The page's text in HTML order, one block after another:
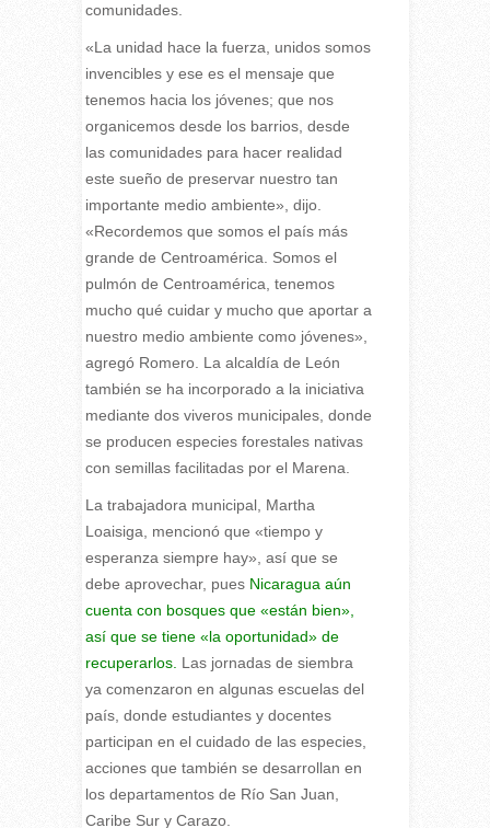
comunidades.
«La unidad hace la fuerza, unidos somos
invencibles y ese es el mensaje que
tenemos hacia los jóvenes; que nos
organicemos desde los barrios, desde
las comunidades para hacer realidad
este sueño de preservar nuestro tan
importante medio ambiente», dijo.
«Recordemos que somos el país más
grande de Centroamérica. Somos el
pulmón de Centroamérica, tenemos
mucho qué cuidar y mucho que aportar a
nuestro medio ambiente como jóvenes»,
agregó Romero. La alcaldía de León
también se ha incorporado a la iniciativa
mediante dos viveros municipales, donde
se producen especies forestales nativas
con semillas facilitadas por el Marena.
La trabajadora municipal, Martha
Loaisiga, mencionó que «tiempo y
esperanza siempre hay», así que se
debe aprovechar, pues Nicaragua aún
cuenta con bosques que «están bien»,
así que se tiene «la oportunidad» de
recuperarlos. Las jornadas de siembra
ya comenzaron en algunas escuelas del
país, donde estudiantes y docentes
participan en el cuidado de las especies,
acciones que también se desarrollan en
los departamentos de Río San Juan,
Caribe Sur y Carazo.